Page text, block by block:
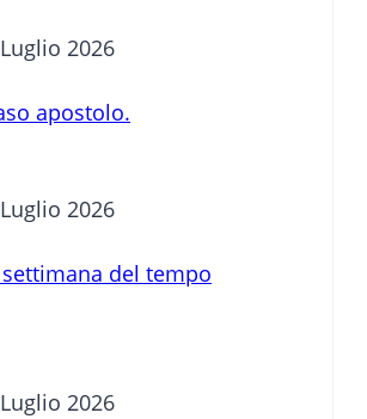
2026
apostolo.
2026
settimana del tempo
2026